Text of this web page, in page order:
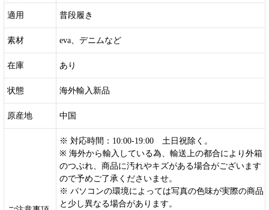
適用 普段履き
素材 eva、デニムなど
在庫 あり
状態 海外輸入新品
原産地 中国
※ 対応時間：10:00-19:00 土日祝除く。
※ 海外から輸入している為、輸送上の都合により外箱
のつぶれ、商品に汚れやキズがある場合がございます
ので予めご了承くださいませ。
※ パソコンの環境によっては写真の色味が実際の商品
と少し異なる場合があります。